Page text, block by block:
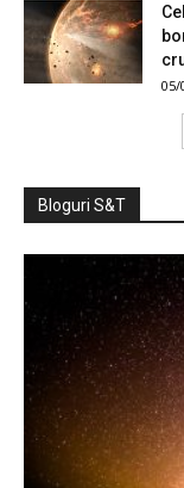
05/
Bloguri S&T